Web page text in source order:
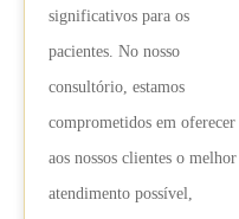
significativos para os
pacientes. No nosso
consultório, estamos
comprometidos em oferecer
aos nossos clientes o melhor
atendimento possível,